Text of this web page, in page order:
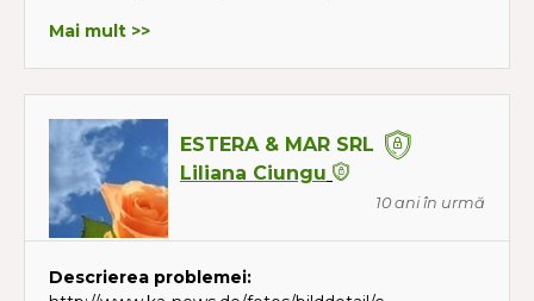
Mai mult >>
ESTERA & MAR SRL
Liliana Ciungu
10 ani în urmă
Descrierea problemei: